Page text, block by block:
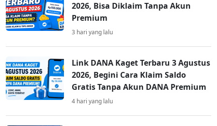
2026, Bisa Diklaim Tanpa Akun
Premium
3 hari yang lalu
Link DANA Kaget Terbaru 3 Agustus
2026, Begini Cara Klaim Saldo
Gratis Tanpa Akun DANA Premium
4 hari yang lalu